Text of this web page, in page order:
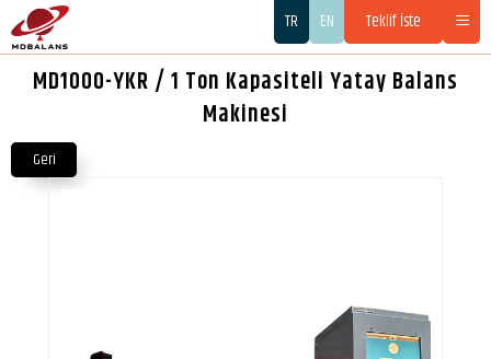
TR EN Teklif İste
MD1000-YKR / 1 Ton Kapasiteli Yatay Balans
Makinesi
Geri